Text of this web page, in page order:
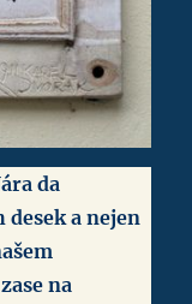
da
a nejen
na